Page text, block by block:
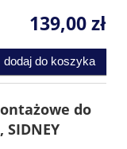
139,00 zł
dodaj do koszyka
do
SIDNEY